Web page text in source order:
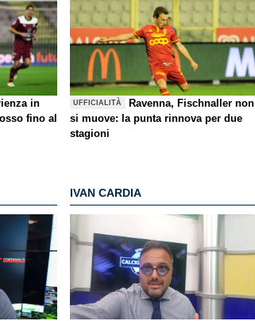
in
fino al
UFFICIALITÀ
Ravenna, Fischnaller non
si muove: la punta rinnova per due
stagioni
IVAN CARDIA